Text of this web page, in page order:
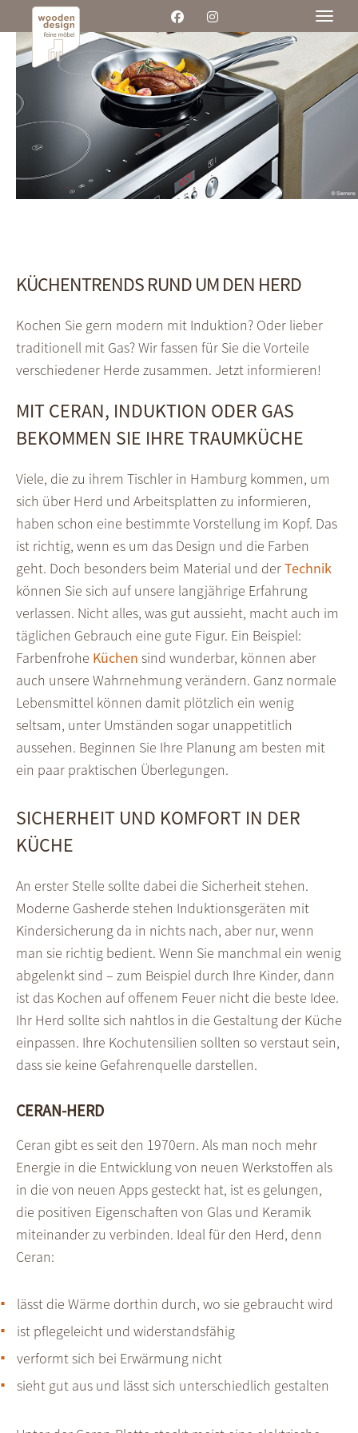
KÜCHENTRENDS RUND UM DEN HERD
Kochen Sie gern modern mit Induktion? Oder lieber
traditionell mit Gas? Wir fassen für Sie die Vorteile
verschiedener Herde zusammen. Jetzt informieren!
MIT CERAN, INDUKTION ODER GAS
BEKOMMEN SIE IHRE TRAUMKÜCHE
Viele, die zu ihrem Tischler in Hamburg kommen, um
sich über Herd und Arbeitsplatten zu informieren,
haben schon eine bestimmte Vorstellung im Kopf. Das
ist richtig, wenn es um das Design und die Farben
geht. Doch besonders beim Material und derTechnik
können Sie sich auf unsere langjährige Erfahrung
verlassen. Nicht alles, was gut aussieht, macht auch im
täglichen Gebrauch eine gute Figur. Ein Beispiel:
Farbenfrohe Küchen sind wunderbar, können aber
auch unsere Wahrnehmung verändern. Ganz normale
Lebensmittel können damit plötzlich ein wenig
seltsam, unter Umständen sogar unappetitlich
aussehen. Beginnen Sie Ihre Planung am besten mit
ein paar praktischen Überlegungen.
SICHERHEIT UND KOMFORT IN DER
KÜCHE
An erster Stelle sollte dabei die Sicherheit stehen.
Moderne Gasherde stehen Induktionsgeräten mit
Kindersicherung da in nichts nach, aber nur, wenn
man sie richtig bedient. Wenn Sie manchmal ein wenig
abgelenkt sind – zum Beispiel durch Ihre Kinder, dann
ist das Kochen auf offenem Feuer nicht die beste Idee.
Ihr Herd sollte sich nahtlos in die Gestaltung der Küche
einpassen. Ihre Kochutensilien sollten so verstaut sein,
dass sie keine Gefahrenquelle darstellen.
CERAN-HERD
Ceran gibt es seit den 1970ern. Als man noch mehr
Energie in die Entwicklung von neuen Werkstoffen als
in die von neuen Apps gesteckt hat, ist es gelungen,
die positiven Eigenschaften von Glas und Keramik
miteinander zu verbinden. Ideal für den Herd, denn
Ceran:
lässt die Wärme dorthin durch, wo sie gebraucht wird
ist pflegeleicht und widerstandsfähig
verformt sich bei Erwärmung nicht
sieht gut aus und lässt sich unterschiedlich gestalten